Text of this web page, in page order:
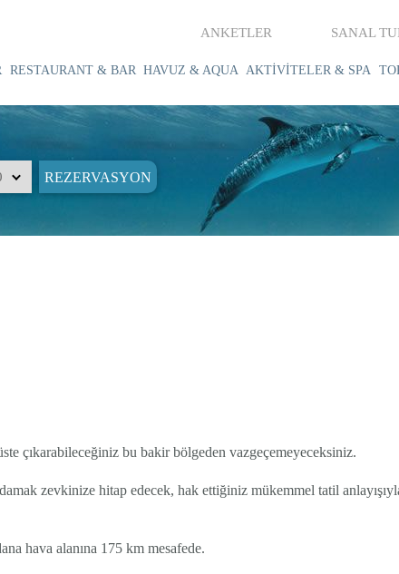
ANKETLER SANAL
RESTAURANT & BAR HAVUZ & AQUA AKTİVİTELER & SPA
çıkarabileceğiniz bu bakir bölgeden vazgeçemeyeceksiniz.
zevkinize hitap edecek, hak ettiğiniz mükemmel tatil
hava alanına 175 km mesafede.